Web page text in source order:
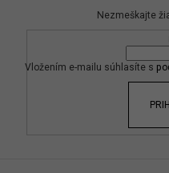
Nezmeškajte
Vložením e-mailu súhlasíte s